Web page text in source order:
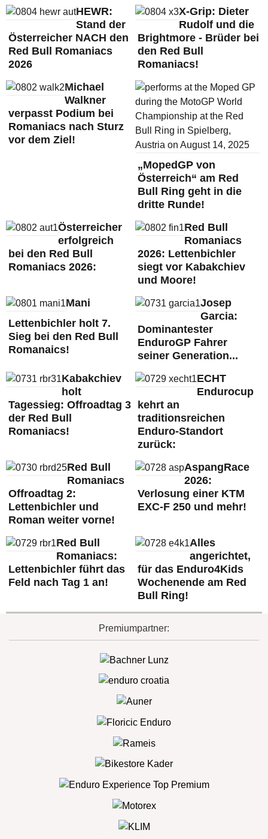
HEWR:
Stand der
Österreicher NACH den
Red Bull Romaniacs
2026
X-Grip: Dieter
Rudolf und die
Brightmore - Brüder bei
den Red Bull
Romaniacs!
Michael
Walkner
verpasst Podium bei
Romaniacs nach Sturz
vor dem Ziel!
„MopedGP von
Österreich“ am Red
Bull Ring geht in die
dritte Runde!
Österreicher
erfolgreich
bei den Red Bull
Romaniacs 2026:
Red Bull
Romaniacs
2026: Lettenbichler
siegt vor Kabakchiev
und Moore!
Mani
Lettenbichler holt 7.
Sieg bei den Red Bull
Romanaics!
Josep
Garcia:
Dominantester
EnduroGP Fahrer
seiner Generation...
Kabakchiev
holt
Tagessieg: Offroadtag 3
der Red Bull
Romaniacs!
ECHT
Endurocup
kehrt an
traditionsreichen
Enduro-Standort
zurück:
Red Bull
Romaniacs
Offroadtag 2:
Lettenbichler und
Roman weiter vorne!
AspangRace
2026:
Verlosung einer KTM
EXC-F 250 und mehr!
Red Bull
Romaniacs:
Lettenbichler führt das
Feld nach Tag 1 an!
Alles
angerichtet,
für das Enduro4Kids
Wochenende am Red
Bull Ring!
Premiumpartner: